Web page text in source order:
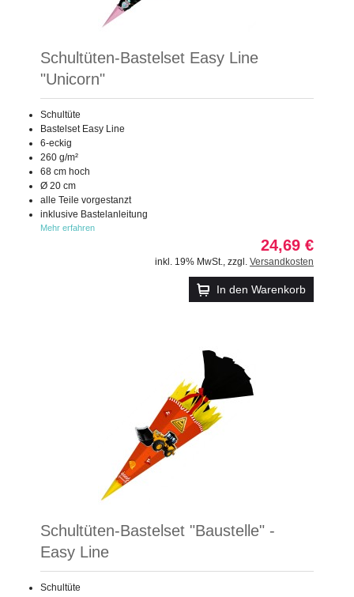
Schultüten-Bastelset Easy Line
"Unicorn"
Schultüte
Bastelset Easy Line
6-eckig
260 g/m²
68 cm hoch
Ø 20 cm
alle Teile vorgestanzt
inklusive Bastelanleitung
Mehr erfahren
24,69 €
inkl. 19% MwSt. zzgl. Versandkosten
In den Warenkorb
Schultüten-Bastelset "Baustelle" -
Easy Line
Schultüte